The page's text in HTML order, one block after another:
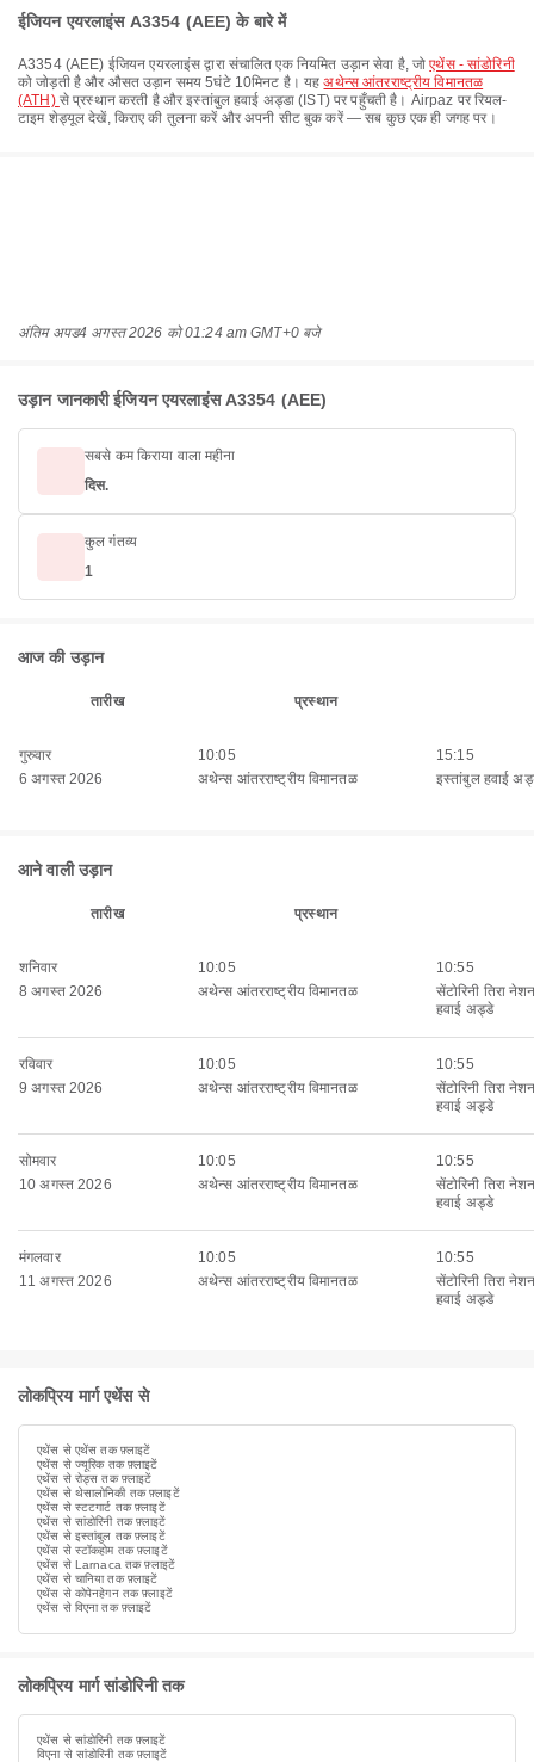
ईजियन एयरलाइंस A3354 (AEE) के बारे में
A3354(AEE) ईजियन एयरलाइंस द्वारा संचालित एक नियमित उड़ान सेवा है, जोएथेंस - सांडोरिनी
को जोड़ती है और औसत उड़ान समय5घंटे 10मिनट है। यहअथेन्स आंतरराष्ट्रीय विमानतळ
(ATH) से प्रस्थान करती है औरइस्तांबुल हवाई अड्डा (IST)पर पहुँचती है। Airpaz पर रियल-
टाइम शेड्यूल देखें, किराए की तुलना करें और अपनी सीट बुक करें — सब कुछ एक ही जगह पर।
अंतिम अपड4 अगस्त 2026 को 01:24 am GMT+0 बजे
उड़ान जानकारी ईजियन एयरलाइंस A3354 (AEE)
सबसे कम किराया वाला महीना
दिस.
कुल गंतव्य
1
आज की उड़ान
तारीख प्रस्थान
गुरुवार
6 अगस्त 2026
10:05
अथेन्स आंतरराष्ट्रीय विमानतळ
15:15
इस्तांबुल हवाई
आने वाली उड़ान
तारीख प्रस्थान
शनिवार
8 अगस्त 2026
10:05
अथेन्स आंतरराष्ट्रीय विमानतळ
10:55
सेंटोरिनी तिरा
हवाई अड्डे
रविवार
9 अगस्त 2026
10:05
अथेन्स आंतरराष्ट्रीय विमानतळ
10:55
सेंटोरिनी तिरा
हवाई अड्डे
सोमवार
10 अगस्त 2026
10:05
अथेन्स आंतरराष्ट्रीय विमानतळ
10:55
सेंटोरिनी तिरा
हवाई अड्डे
मंगलवार
11 अगस्त 2026
10:05
अथेन्स आंतरराष्ट्रीय विमानतळ
10:55
सेंटोरिनी तिरा
हवाई अड्डे
लोकप्रिय मार्ग एथेंस से
एथेंस से एथेंस तक फ़्लाइटें
एथेंस से ज्यूरिक तक फ़्लाइटें
एथेंस से रोड्स तक फ़्लाइटें
एथेंस से थेसालोनिकी तक फ़्लाइटें
एथेंस से स्टटगार्ट तक फ़्लाइटें
एथेंस से सांडोरिनी तक फ़्लाइटें
एथेंस से इस्तांबुल तक फ़्लाइटें
एथेंस से स्टॉकहोम तक फ़्लाइटें
एथेंस से Larnaca तक फ़्लाइटें
एथेंस से चानिया तक फ़्लाइटें
एथेंस से कोपेनहेगन तक फ़्लाइटें
एथेंस से विएना तक फ़्लाइटें
लोकप्रिय मार्ग सांडोरिनी तक
एथेंस से सांडोरिनी तक फ़्लाइटें
विएना से सांडोरिनी तक फ़्लाइटें